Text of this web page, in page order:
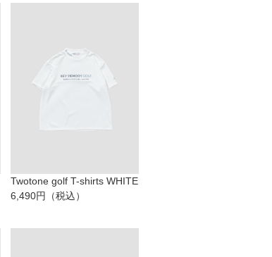
Twotone golf T-shirts WHITE
6,490円（税込）